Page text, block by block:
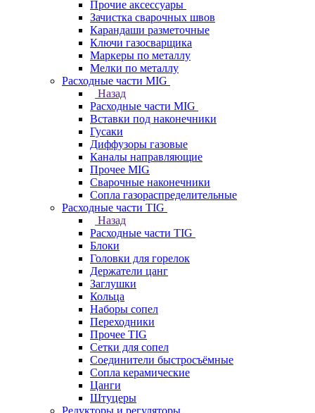
Прочие аксессуары
Зачистка сварочных швов
Карандаши разметочные
Ключи газосварщика
Маркеры по металлу
Мелки по металлу
Расходные части MIG
Назад
Расходные части MIG
Вставки под наконечники
Гусаки
Диффузоры газовые
Каналы направляющие
Прочее MIG
Сварочные наконечники
Сопла газораспределительные
Расходные части TIG
Назад
Расходные части TIG
Блоки
Головки для горелок
Держатели цанг
Заглушки
Кольца
Наборы сопел
Переходники
Прочее TIG
Сетки для сопел
Соединители быстросъёмные
Сопла керамические
Цанги
Штуцеры
Редукторы и регуляторы